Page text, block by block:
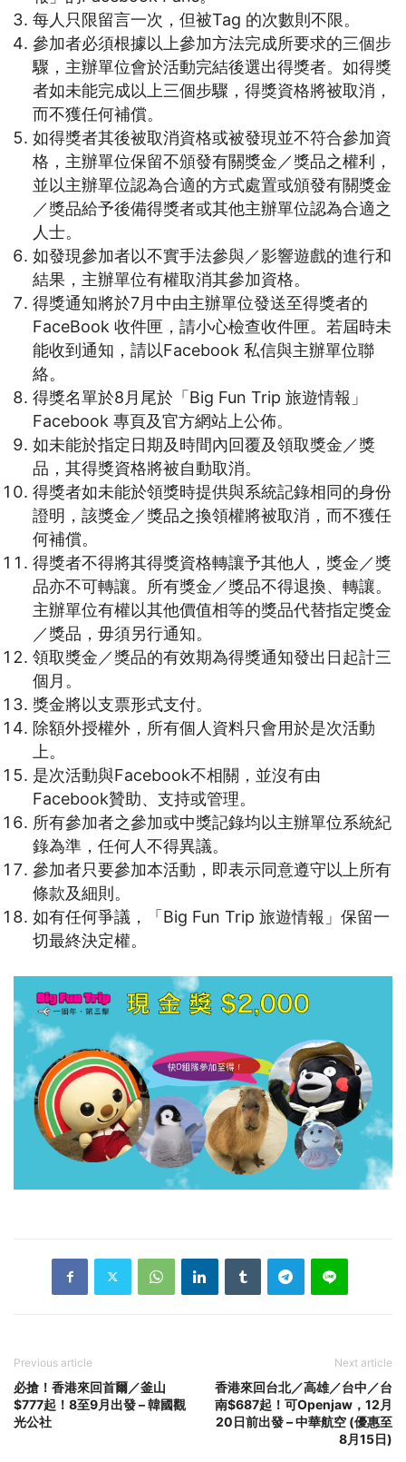
每人只限留言一次，但被Tag 的次數則不限。
參加者必須根據以上參加方法完成所要求的三個步
驟，主辦單位會於活動完結後選出得獎者。如得獎
者如未能完成以上三個步驟，得獎資格將被取消，
而不獲任何補償。
如得獎者其後被取消資格或被發現並不符合參加資
格，主辦單位保留不頒發有關獎金／獎品之權利，
並以主辦單位認為合適的方式處置或頒發有關獎金
／獎品給予後備得獎者或其他主辦單位認為合適之
人士。
如發現參加者以不實手法參與／影響遊戲的進行和
結果，主辦單位有權取消其參加資格。
得獎通知將於7月中由主辦單位發送至得獎者的
FaceBook 收件匣，請小心檢查收件匣。若屆時未
能收到通知，請以Facebook 私信與主辦單位聯
絡。
得獎名單於8月尾於「Big Fun Trip 旅遊情報」
Facebook 專頁及官方網站上公佈。
如未能於指定日期及時間內回覆及領取獎金／獎
品，其得獎資格將被自動取消。
得獎者如未能於領獎時提供與系統記錄相同的身份
證明，該獎金／獎品之換領權將被取消，而不獲任
何補償。
得獎者不得將其得獎資格轉讓予其他人，獎金／獎
品亦不可轉讓。所有獎金／獎品不得退換、轉讓。
主辦單位有權以其他價值相等的獎品代替指定獎金
／獎品，毋須另行通知。
領取獎金／獎品的有效期為得獎通知發出日起計三
個月。
獎金將以支票形式支付。
除額外授權外，所有個人資料只會用於是次活動
上。
是次活動與Facebook不相關，並沒有由
Facebook贊助、支持或管理。
所有參加者之參加或中獎記錄均以主辦單位系統紀
錄為準，任何人不得異議。
參加者只要參加本活動，即表示同意遵守以上所有
條款及細則。
如有任何爭議，「Big Fun Trip 旅遊情報」保留一
切最終決定權。
Previous article
必搶！香港來回首爾／釜山
$777起！8至9月出發 – 韓國觀
光公社
Next article
香港來回台北／高雄／台中／台
南$687起！可Openjaw，12月
20日前出發 – 中華航空 (優惠至
8月15日)